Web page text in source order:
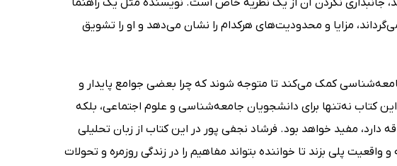
مزایا و محدودیت‌های هرکدام را نشان می‌دهد و او را تشویق
کمک می‌کند تا متوجه شوند که چرا بعضی جوامع پایدار و
کتاب نه‌تنها برای دانشجویان جامعه‌شناسی و علوم اجتماعی، بلکه
مفید خواهد بود. فرشاد نجفی‌ پور در این کتاب از زبان تحلیلی
پلی بزند تا خواننده بتواند مفاهیم را در زندگی روزمره و تحولات